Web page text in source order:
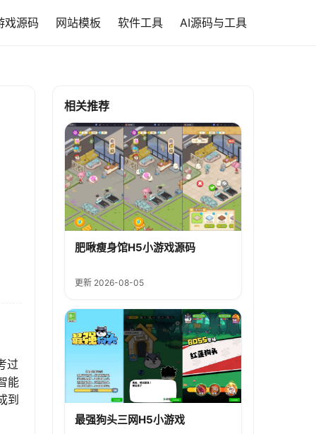
戏源码 网站模板 软件工具 AI源码与工具
过
能
到
相关推荐
肥啾瘦身馆H5小游戏源码
更新 2026-08-05
最强狗头三网H5小游戏